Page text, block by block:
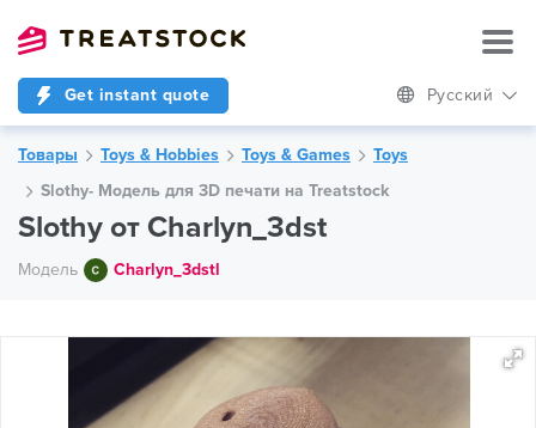
Get instant quote Русский
Товары Toys & Hobbies Toys & Games
Toys
Slothy- Модель для 3D печати на Treatstock
Slothy от Charlyn_3dst
Модель Charlyn_3dstl